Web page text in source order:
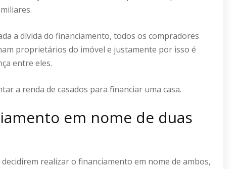
a dívida do financiamento, todos os compradores
proprietários do imóvel e justamente por isso é
entre eles.
a renda de casados para financiar uma casa.
em nome de duas
realizar o financiamento em nome de ambos,